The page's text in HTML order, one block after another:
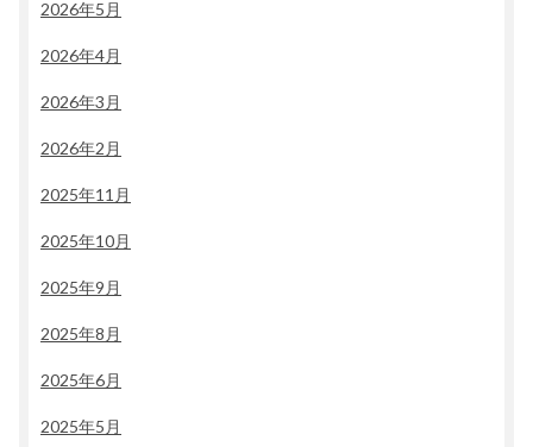
2026年5月
2026年4月
2026年3月
2026年2月
2025年11月
2025年10月
2025年9月
2025年8月
2025年6月
2025年5月